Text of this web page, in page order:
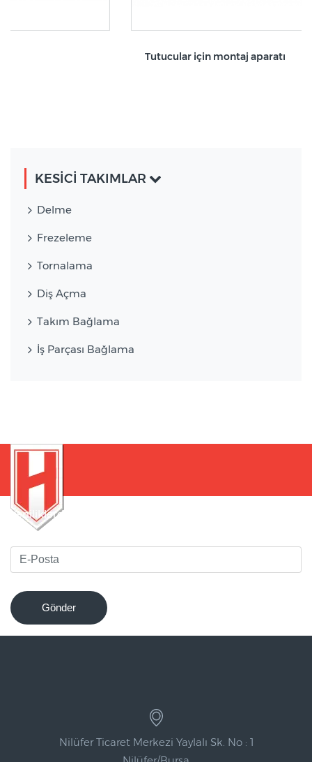
Tutucular için montaj aparatı
KESİCİ TAKIMLAR
Delme
Frezeleme
Tornalama
Diş Açma
Takım Bağlama
İş Parçası Bağlama
Yeniliklerden haberdar olmak için bültenimize kaydolun
Gönder
Nilüfer Ticaret Merkezi Yaylalı Sk. No : 1